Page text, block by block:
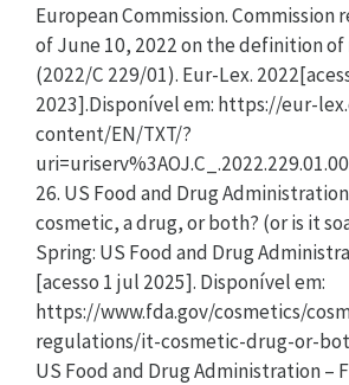
European Commission. Commission
of June 10, 2022 on the definition
(2022/C 229/01). Eur-Lex.
2023].Disponível em: https://eur-
content/EN/TXT/?
26. US Food and Drug Administration
cosmetic, a drug, or both? (or is it
Spring: US Food and Drug
[acesso 1 jul 2025]. Disponível em:
https://www.fda.gov/cosmetics/
regulations/it-cosmetic-drug-or-
US Food and Drug Administration –